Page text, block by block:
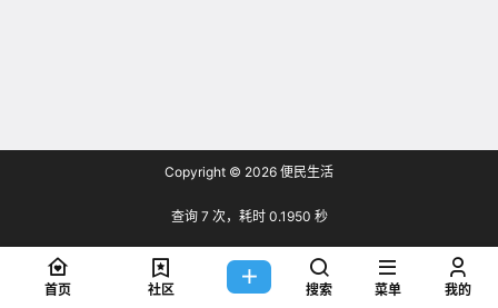
Copyright © 2026 便民生活
查询 7 次，耗时 0.1950 秒
首页 社区 搜索 菜单 我的